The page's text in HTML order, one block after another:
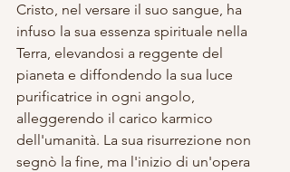
Cristo, nel versare il suo sangue, ha
infuso la sua essenza spirituale nella
Terra, elevandosi a reggente del
pianeta e diffondendo la sua luce
purificatrice in ogni angolo,
alleggerendo il carico karmico
dell'umanità. La sua risurrezione non
segnò la fine, ma l'inizio di un'opera